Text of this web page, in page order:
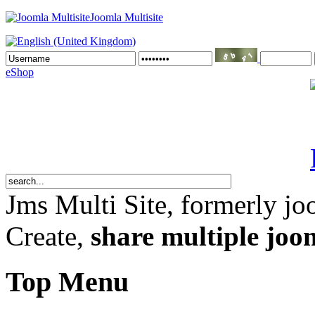
Joomla Multisite
eShop
Jms Multi Site, formerly
Create, share multiple
Top Menu